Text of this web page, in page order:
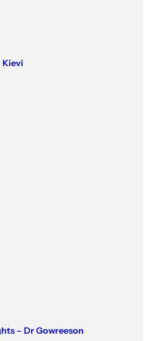
Kievi
– Dr Gowreeson